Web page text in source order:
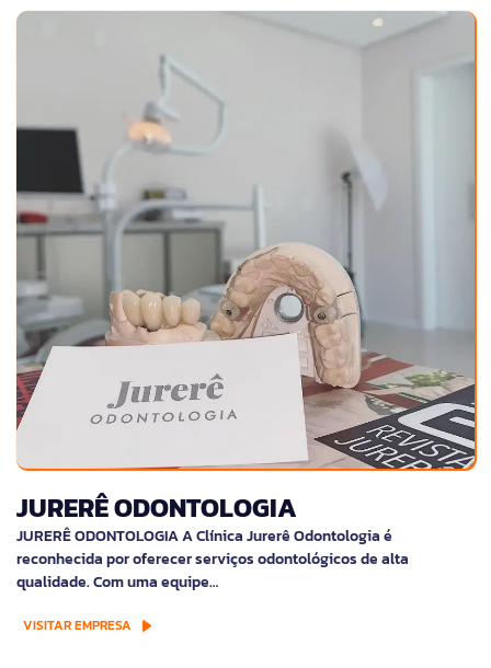
JURERÊ ODONTOLOGIA
JURERÊ ODONTOLOGIA A Clínica Jurerê Odontologia é
reconhecida por oferecer serviços odontológicos de alta
qualidade. Com uma equipe…
VISITAR EMPRESA